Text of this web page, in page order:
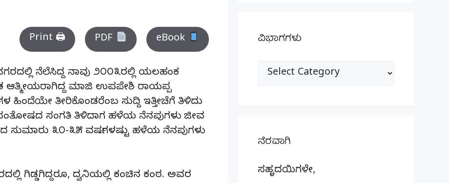
Print 🖨 PDF eBook
ನೆಲೆಸಿದ್ದ ನಾವು ೨೦೦೩ರಲ್ಲಿ ಯಲಹಂಕ
ಆತ್ಮೀಯರಾಗಿದ್ದ ಮಾಜಿ ಉಪಪೇಶಿ ರಾಯಪ್ಪ
ತೀರಿಕೊಂಡರೆಂಬ ಸುದ್ದಿ ಇತ್ತೀಚೆಗೆ ತಿಳಿದು
ಸಂಗತಿ ತಿಳಿದಾಗ ಹಳೆಯ ನೆನಪುಗಳು ಜೀವ
ಸುಮಾರು ೩೦-೩೫ ವರ್ಷಗಳಷ್ಟು ಹಳೆಯ ನೆನಪುಗಳು
ಗಿಡ್ಡಗಿದ್ದರೂ, ದ್ವನಿಯಲ್ಲಿ ಕಂಚಿನ ಕಂಠ. ಅವರ
ವಿಭಾಗಗಳು
ವಿಭಾಗಗಳು
ನೆರವಾಗಿ
ಸಹೃದಯಿಗಳೇ,